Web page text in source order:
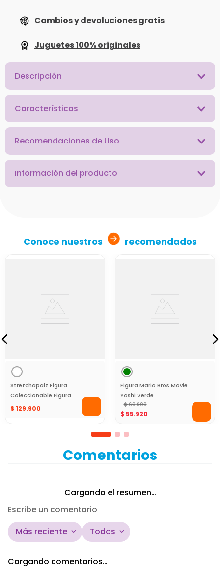
Cambios y devoluciones gratis
Juguetes 100% originales
Descripción
Características
Recomendaciones de Uso
Información del producto
Conoce nuestros recomendados
Stretchapalz Figura
Coleccionable Figura
$ 129 900
Figura Mario Bros Movie
Yoshi Verde
$ 69 900
$ 55 920
Comentarios
Cargando el resumen…
Escribe un comentario
Título
Más reciente Todos
Cargando comentarios…